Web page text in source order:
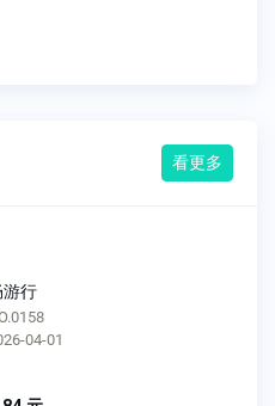
看更多
游行
04-01